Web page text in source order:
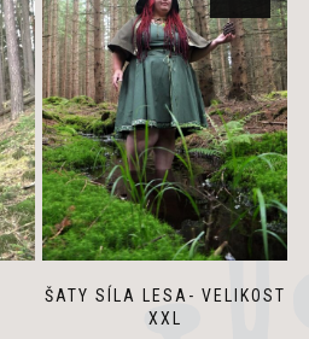
ŠATY SÍLA LESA- VELIKOST
XXL